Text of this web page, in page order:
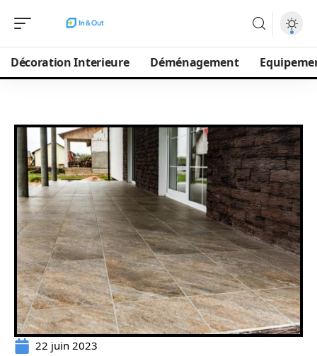
Décoration Interieure Déménagement
22 juin 2023